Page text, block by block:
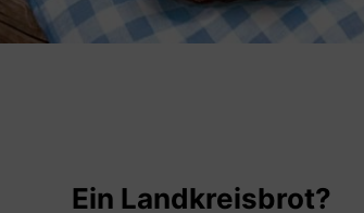
Ein Landkreisbrot?